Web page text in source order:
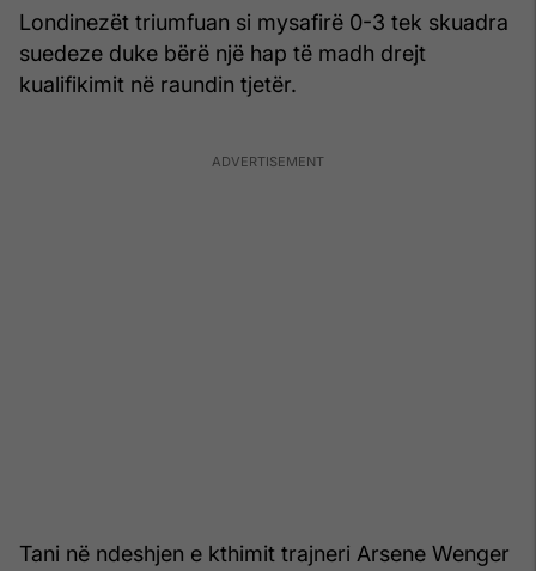
Londinezët triumfuan si mysafirë 0-3 tek skuadra
suedeze duke bërë një hap të madh drejt
kualifikimit në raundin tjetër.
Tani në ndeshjen e kthimit trajneri Arsene Wenger